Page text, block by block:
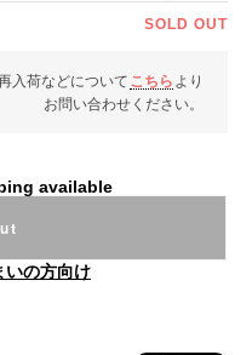
SOLD OUT
入荷などについて こちら より
お問い合わせください。
available
いの方向け